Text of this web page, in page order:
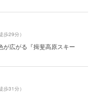
歩29分）
が広がる『揖斐高原スキー
歩31分）